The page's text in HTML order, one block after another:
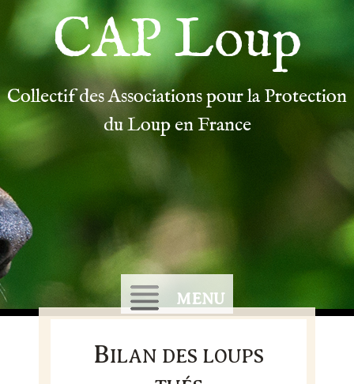
CAP Loup
Collectif des Associations pour la Protection
du Loup en France
MENU
Skip
BILAN DES LOUPS